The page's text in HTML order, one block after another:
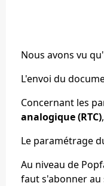
Nous avons vu
L'envoi du
Concernant les
analogique (RTC)
Le paramétrage
Au niveau de
faut s'abonner au